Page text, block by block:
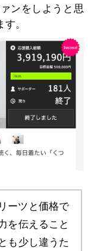
ンをしようと思
。
ーツと価格で
を伝えること
も少し違うた